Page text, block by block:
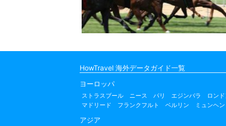
HowTravel 海外データガイド一覧
ヨーロッパ
ストラスブール ニース パリ エジンバラ ロン
マドリード
フランクフルト ベルリン ミュンヘン
アジア